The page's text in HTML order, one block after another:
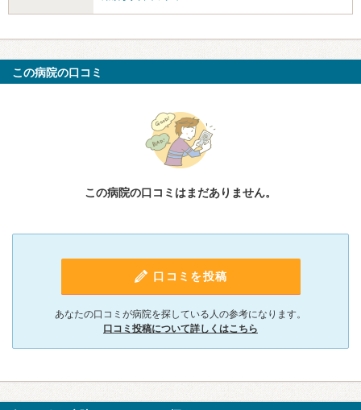
この病院の口コミ
この病院の口コミはまだありません。
口コミを投稿
あなたの口コミが病院を探している人の参考になります。
口コミ投稿について詳しくはこちら